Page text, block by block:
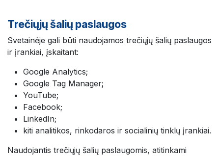
Trečiųjų šalių paslaugos
Svetainėje gali būti naudojamos trečiųjų šalių paslaugos
ir įrankiai, įskaitant:
Google Analytics;
Google Tag Manager;
YouTube;
Facebook;
LinkedIn;
kiti analitikos, rinkodaros ir socialinių tinklų įrankiai.
Naudojantis trečiųjų šalių paslaugomis, atitinkami